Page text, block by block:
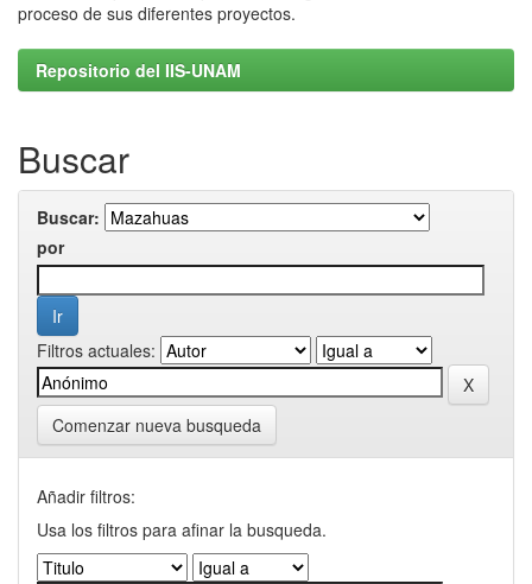
proceso de sus diferentes proyectos.
Repositorio del IIS-UNAM
Buscar
Buscar:
por
Filtros actuales:
Comenzar nueva busqueda
Añadir filtros:
Usa los filtros para afinar la busqueda.